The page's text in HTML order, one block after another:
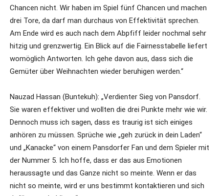
Chancen nicht. Wir haben im Spiel fünf Chancen und machen
drei Tore, da darf man durchaus von Effektivität sprechen.
Am Ende wird es auch nach dem Abpfiff leider nochmal sehr
hitzig und grenzwertig. Ein Blick auf die Fairnesstabelle liefert
womöglich Antworten. Ich gehe davon aus, dass sich die
Gemüter über Weihnachten wieder beruhigen werden.“
Nauzad Hassan (Buntekuh): „Verdienter Sieg von Pansdorf.
Sie waren effektiver und wollten die drei Punkte mehr wie wir.
Dennoch muss ich sagen, dass es traurig ist sich einiges
anhören zu müssen. Sprüche wie „geh zurück in dein Laden“
und „Kanacke“ von einem Pansdorfer Fan und dem Spieler mit
der Nummer 5. Ich hoffe, dass er das aus Emotionen
heraussagte und das Ganze nicht so meinte. Wenn er das
nicht so meinte, wird er uns bestimmt kontaktieren und sich